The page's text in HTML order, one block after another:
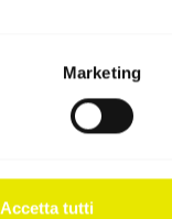
Marketing
Accetta tutti